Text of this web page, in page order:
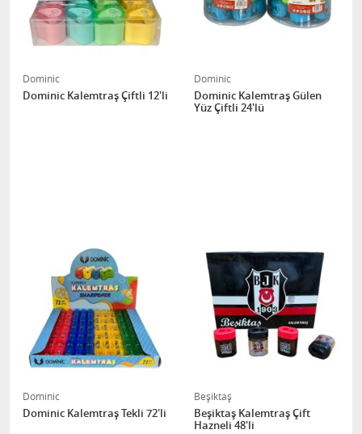
Dominic
Dominic Kalemtraş Çiftli 12'li
Dominic
Dominic Kalemtraş Gülen
Yüz Çiftli 24'lü
Dominic
Dominic Kalemtraş Tekli 72'li
Beşiktaş
Beşiktaş Kalemtraş Çift
Hazneli 48'li